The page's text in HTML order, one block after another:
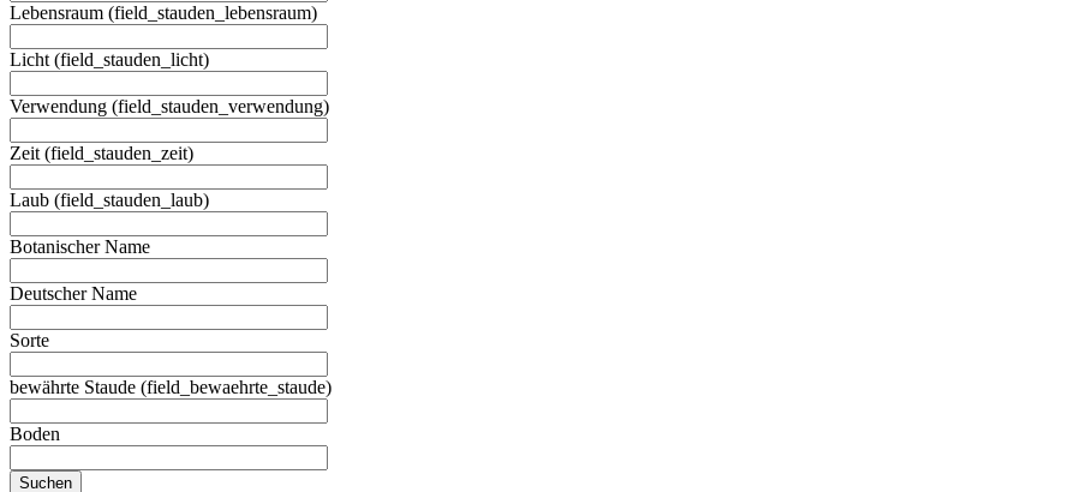
Lebensraum (field_stauden_lebensraum)
Licht (field_stauden_licht)
Verwendung (field_stauden_verwendung)
Zeit (field_stauden_zeit)
Laub (field_stauden_laub)
Botanischer Name
Deutscher Name
Sorte
bewährte Staude (field_bewaehrte_staude)
Boden